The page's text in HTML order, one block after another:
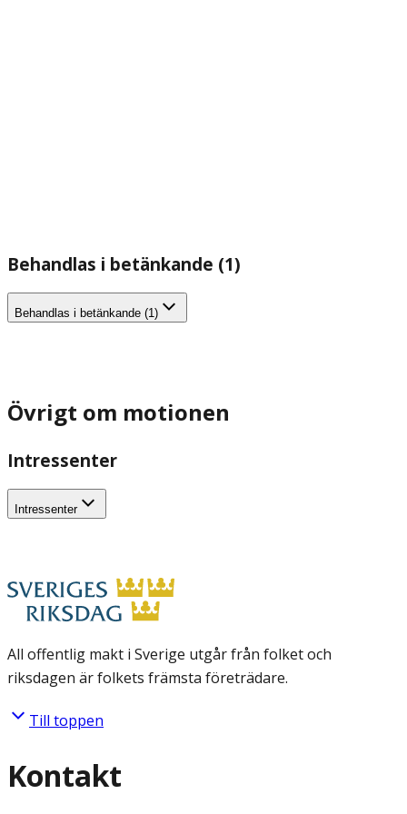
Behandlas i betänkande (1)
Behandlas i betänkande (1)
Övrigt om motionen
Intressenter
Intressenter
All offentlig makt i Sverige utgår från folket och
riksdagen är folkets främsta företrädare.
Till toppen
Kontakt